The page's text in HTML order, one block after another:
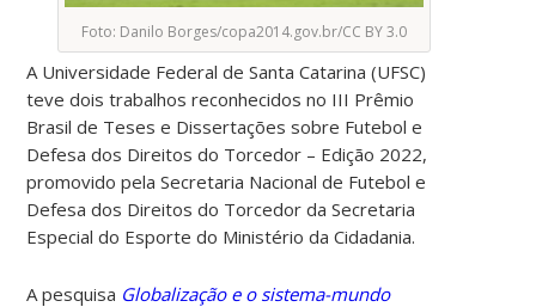
Foto: Danilo Borges/copa2014.gov.br/CC BY 3.0
A Universidade Federal de Santa Catarina (UFSC)
teve dois trabalhos reconhecidos no III Prêmio
Brasil de Teses e Dissertações sobre Futebol e
Defesa dos Direitos do Torcedor – Edição 2022,
promovido pela Secretaria Nacional de Futebol e
Defesa dos Direitos do Torcedor da Secretaria
Especial do Esporte do Ministério da Cidadania.
A pesquisa Globalização e o sistema-mundo